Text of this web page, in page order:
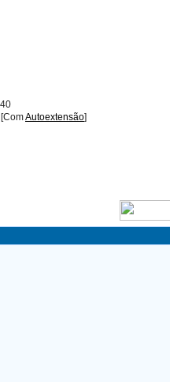
Autoextensão]